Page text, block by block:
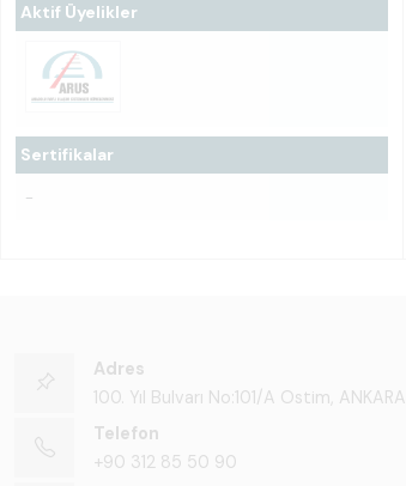
Aktif Üyelikler
Sertifikalar
-
Adres
100. Yıl Bulvarı No:101/A Ostim, ANKARA
Telefon
+90 312 85 50 90